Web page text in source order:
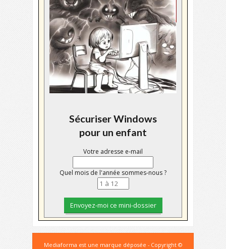
Sécuriser Windows
pour un enfant
Votre adresse e-mail
Quel mois de l'année sommes-nous ?
Mediaforma est une marque déposée - Copyright ©